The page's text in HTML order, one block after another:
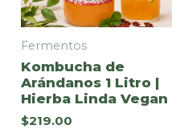
Fermentos
Kombucha de
Arándanos 1 Litro |
Hierba Linda Vegan
$219.00